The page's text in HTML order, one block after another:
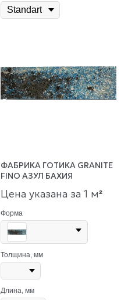
ФАБРИКА ГОТИКА GRANITE
FINO АЗУЛ БАХИЯ
Цена указана за 1 м²
Форма
Толщина, мм
Длина, мм